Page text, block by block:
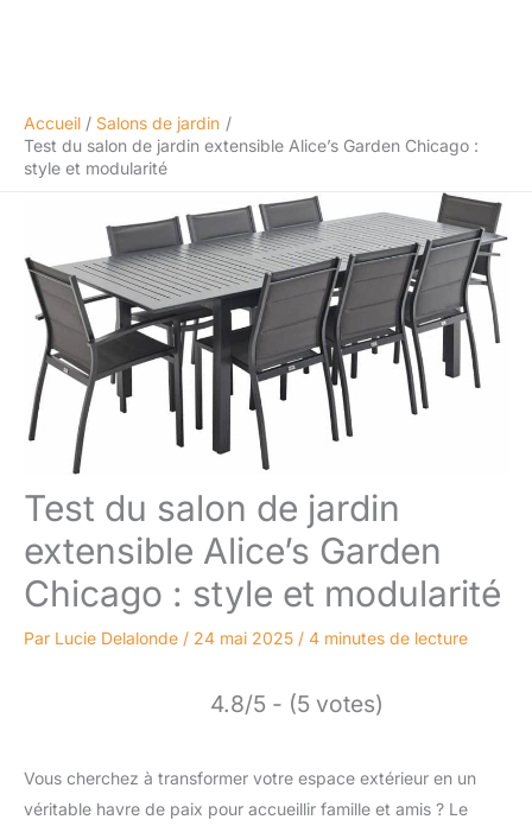
Accueil
Salons de jardin
Test du salon de jardin extensible Alice’s Garden Chicago :
style et modularité
Test du salon de jardin
extensible Alice’s Garden
Chicago : style et modularité
Par Lucie Delalonde / 24 mai 2025 / 4 minutes de lecture
4.8/5 - (5 votes)
Vous cherchez à transformer votre espace extérieur en un
véritable havre de paix pour accueillir famille et amis ? Le